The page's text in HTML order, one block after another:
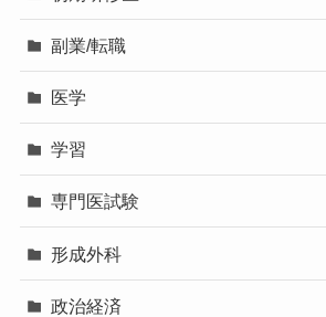
副業/転職
医学
学習
専門医試験
形成外科
政治経済